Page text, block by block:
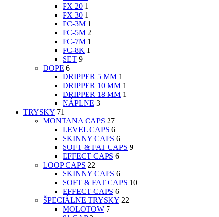
PX 20 1
PX 30 1
PC-3M 1
PC-5M 2
PC-7M 1
PC-8K 1
SET 9
DOPE 6
DRIPPER 5 MM 1
DRIPPER 10 MM 1
DRIPPER 18 MM 1
NÁPLNE 3
TRYSKY 71
MONTANA CAPS 27
LEVEL CAPS 6
SKINNY CAPS 6
SOFT & FAT CAPS 9
EFFECT CAPS 6
LOOP CAPS 22
SKINNY CAPS 6
SOFT & FAT CAPS 10
EFFECT CAPS 6
ŠPECIÁLNE TRYSKY 22
MOLOTOW 7